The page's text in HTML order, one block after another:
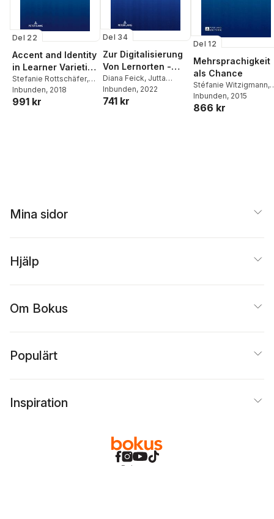
Del 22
Accent and Identity
in Learner Varieties
of English
Stefanie Rottschäfer,
Jutta Rymarczyk
Inbunden, 2018
991 kr
Del 34
Zur Digitalisierung
Von Lernorten -
Fremdsprachenlern
en Im Virtuellen
Raum
Diana Feick, Jutta
Rymarczyk
Inbunden, 2022
741 kr
Del 12
Mehrsprachigkeit
als Chance
Stéfanie Witzigmann,
Jutta Rymarczyk
Inbunden, 2015
866 kr
Mina sidor
Hjälp
Om Bokus
Populärt
Inspiration
Bokus